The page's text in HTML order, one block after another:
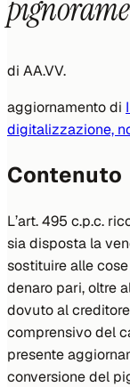
di AA.VV.
aggiornamento di
digitalizzazione,
Contenuto
L’art. 495 c.p.c.
sia disposta la
sostituire alle
denaro pari, oltre
dovuto al
comprensivo del
presente
conversione del